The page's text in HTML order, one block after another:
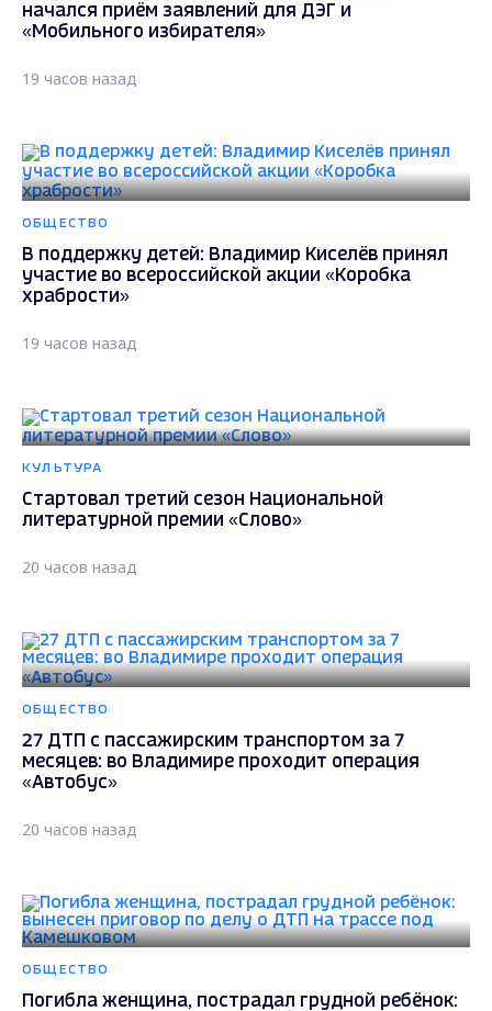
начался приём заявлений для ДЭГ и
«Мобильного избирателя»
19 часов назад
ОБЩЕСТВО
В поддержку детей: Владимир Киселёв принял
участие во всероссийской акции «Коробка
храбрости»
19 часов назад
КУЛЬТУРА
Стартовал третий сезон Национальной
литературной премии «Слово»
20 часов назад
ОБЩЕСТВО
27 ДТП с пассажирским транспортом за 7
месяцев: во Владимире проходит операция
«Автобус»
20 часов назад
ОБЩЕСТВО
Погибла женщина, пострадал грудной ребёнок: